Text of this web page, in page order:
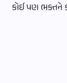
કોઈ પણ ભક્તને